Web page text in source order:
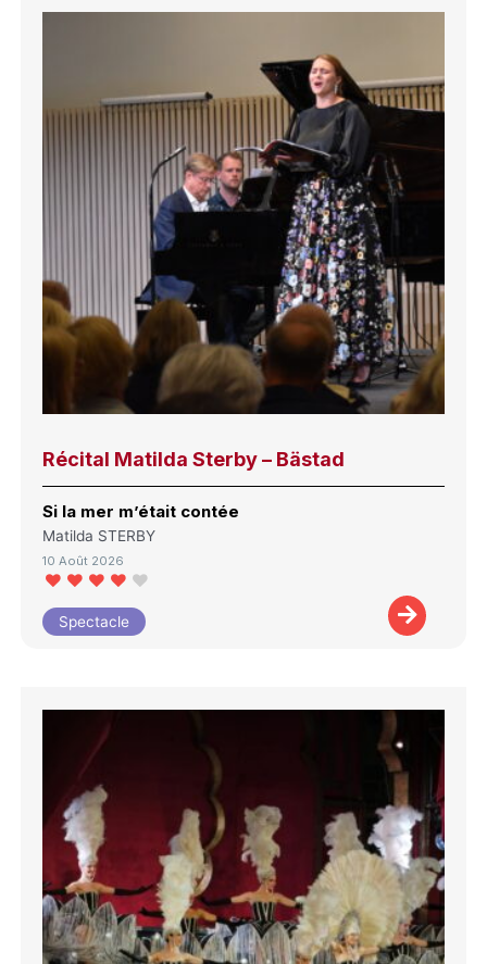
Récital Matilda Sterby – Bästad
Si la mer m’était contée
Matilda STERBY
10 Août 2026
Spectacle